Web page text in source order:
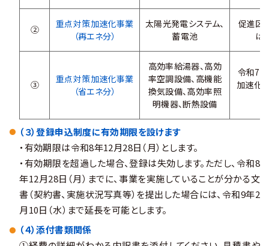
②
重点対策加速化事業
（再エネ分）
太陽光発電システム、
蓄電池
促進区
は
③
重点対策加速化事業
（省エネ分）
高効率給湯器、高効
率空調設備、高機能
換気設備、高効率照
明機器、断熱設備
令和7
加速化
（３）登録申込制度に有効期限を設けます
・有効期限は令和8年12月28日（月）とします。
・有効期限を超過した場合、登録は失効します。ただし、令和8
年12月28日（月）までに、事業を実施していることが分かる文
書（契約書、実施状況写真等）を提出した場合には、令和9年2
月10日（水）まで延長を可能とします。
（４）添付書類関係